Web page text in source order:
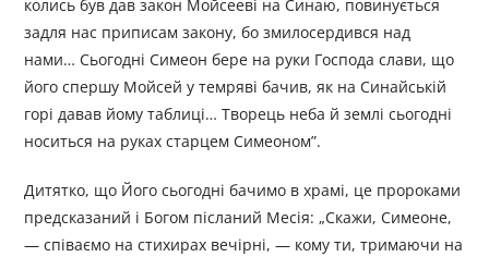
колись був дав закон Мойсееві на Синаю, повинується
задля нас приписам закону, бо змилосердився над
нами… Сьогодні Симеон бере на руки Господа слави, що
його спершу Мойсей у темряві бачив, як на Синайській
горі давав йому таблиці… Творець неба й землі сьогодні
носиться на руках старцем Симеоном”.
Дитятко, що Його сьогодні бачимо в храмі, це пророками
предсказаний і Богом післаний Месія: „Скажи, Симеоне,
— співаємо на стихирах вечірні, — кому ти, тримаючи на